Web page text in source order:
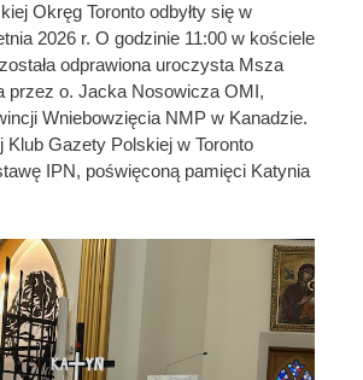
Okręg Toronto odbyłty się w
2026 r. O godzinie 11:00 w kościele
odprawiona uroczysta Msza
przez o. Jacka Nosowicza OMI,
Wniebowzięcia NMP w Kanadzie.
Klub Gazety Polskiej w Toronto
IPN, poświęconą pamięci Katynia